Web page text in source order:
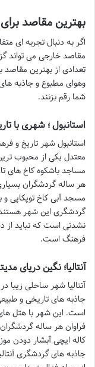
بهترین مقاصد
اگر به دنبال تجربه ای
مقاصد خارجی می تواند
تعدادی از بهترین
وهوای مطبوع و جاذبه
شما رقم بزنند.
استانبول ؛ شهری با
استانبول شهر تاریخ و
معتدل یکی از محبوب
مساجد باشکوه کاخ های
هر ساله گردشگران
مسجد آبی کاخ توپکاپی و
گردشگری این شهر
نشدنی است که نباید از
فرهنگ است.
آنتالیا؛ نگین دریای
آنتالیا شهر ساحلی زیبا
جاذبه های تاریخی و
است. این شهر با هتل
فراوان هر ساله
کاله ایچی آبشار دودن
جاذبه های گردشگری